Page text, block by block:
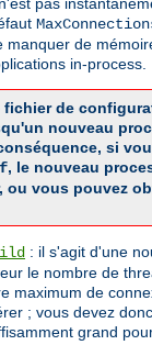
manquer de
in-process.
de
nouveau
si
, le nouveau
ou vous pouvez
: il s'agit d'une
le nombre de
maximum de
; vous devez
grand